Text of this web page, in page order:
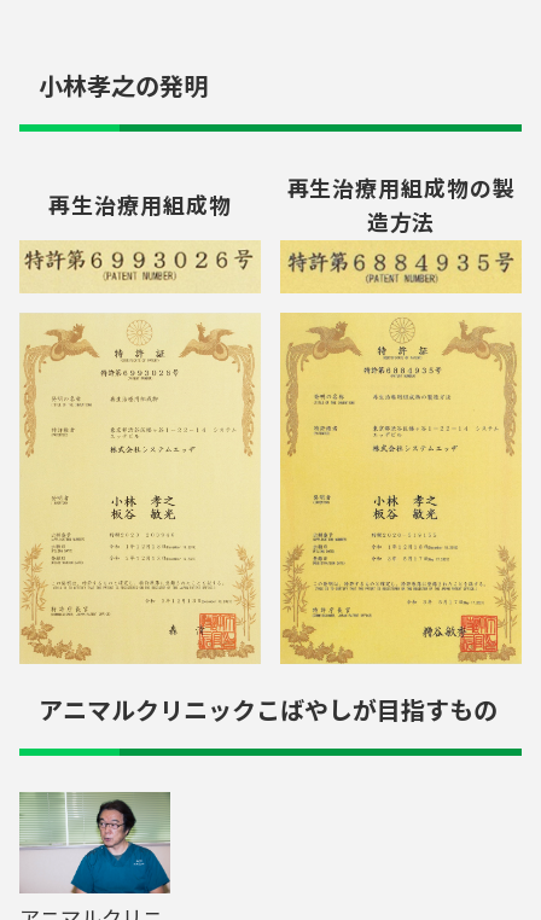
小林孝之の発明
再生治療用組成物
再生治療用組成物の製
造方法
アニマルクリニックこばやしが目指すもの